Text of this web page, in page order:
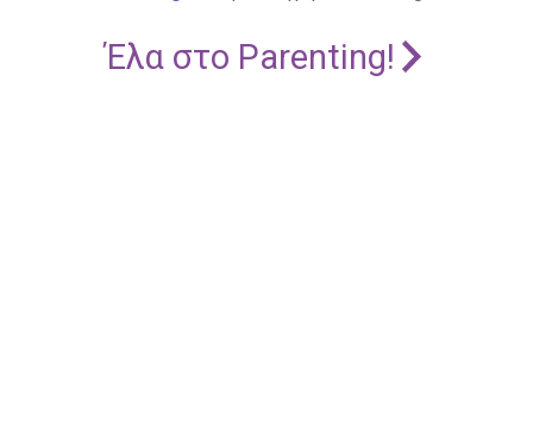
Έλα στο Parenting!